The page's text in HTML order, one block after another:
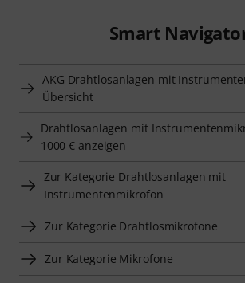
Smart
AKG Drahtlosanlagen mit
Übersicht
Drahtlosanlagen mit
1000 € anzeigen
Zur Kategorie Drahtlosanlagen mit
Instrumentenmikrofon
Zur Kategorie Drahtlosmikrofone
Zur Kategorie Mikrofone